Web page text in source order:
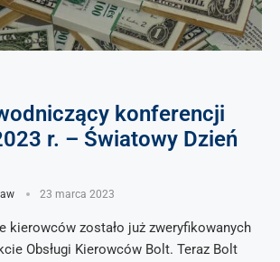
konferencji
r. – Światowy Dzień
23 marca 2023
kierowców zostało już zweryfikowanych
Obsługi Kierowców Bolt. Teraz Bolt